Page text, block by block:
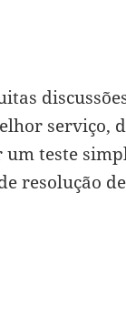
serviço,
teste
resolução